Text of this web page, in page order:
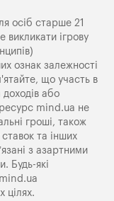
осіб старше 21
викликати ігрову
ознак залежності
що участь в
або
mind.ua не
гроші, також
та інших
з азартними
Будь-які
цілях.